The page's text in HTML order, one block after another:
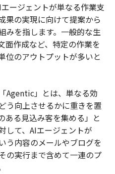
ージェントが単なる作業支
果の実現に向けて提案から
みを指します。一般的な生
面作成など、特定の作業を
位のアウトプットが多いと
Agentic」とは、単なる効
う向上させるかに重きを置
ある見込み客を集める」と
して、AIエージェントが
う内容のメールやブログを
の実行まで含めて一連のプ